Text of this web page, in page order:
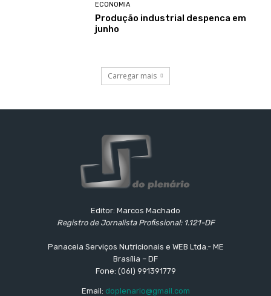
ECONOMIA
Produção industrial despenca em
junho
Carregar mais
Editor: Marcos Machado
Registro de Jornalista Profissional: 1.121-DF
Panaceia Serviços Nutricionais e WEB Ltda.- ME
Brasília – DF
Fone: (06l) 991391779
Email: doplenario@gmail.com